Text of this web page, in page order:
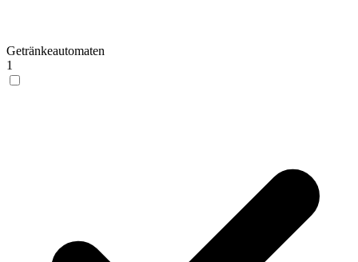
Getränkeautomaten
1